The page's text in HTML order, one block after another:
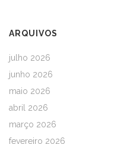
ARQUIVOS
julho 2026
junho 2026
maio 2026
abril 2026
março 2026
fevereiro 2026